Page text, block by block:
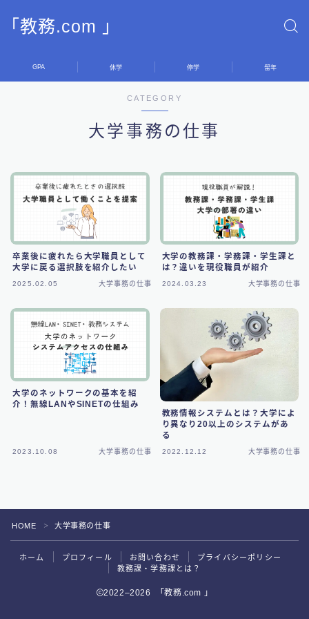
「教務.com 」
GPA 休学 停学 留年
CATEGORY
大学事務の仕事
卒業後に疲れたら大学職員として
大学に戻る選択肢を紹介したい
2025.02.05 大学事務の仕事
大学の教務課・学務課・学生課と
は？違いを現役職員が紹介
2024.03.23 大学事務の仕事
大学のネットワークの基本を紹
介！無線LANやSINETの仕組み
2023.10.08 大学事務の仕事
教務情報システムとは？大学によ
り異なり20以上のシステムがあ
る
2022.12.12 大学事務の仕事
HOME ＞ 大学事務の仕事
ホーム プロフィール お問い合わせ
プライバシーポリシー
教務課・学務課とは？
2022–2026 「教務.com 」